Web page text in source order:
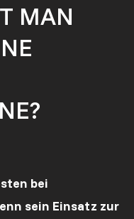
MAN
bei
sein Einsatz zur